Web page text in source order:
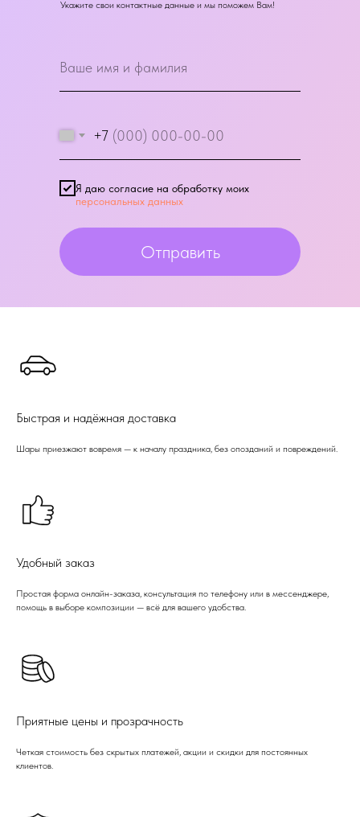
+7
Я даю согласие на обработку моих
персональных данных
Отправить
Укажите свои контактные данные и мы поможем Вам!
Быстрая и надёжная доставка
Шары приезжают вовремя — к началу праздника, без опозданий и повреждений.
Удобный заказ
Простая форма онлайн-заказа, консультация по телефону или в мессенджере,
помощь в выборе композиции — всё для вашего удобства.
Приятные цены и прозрачность
Четкая стоимость без скрытых платежей, акции и скидки для постоянных
клиентов.